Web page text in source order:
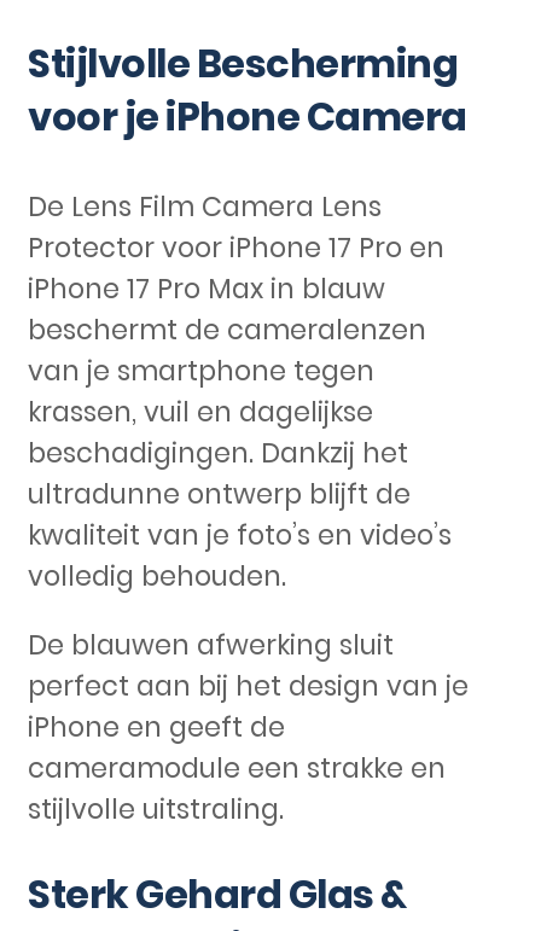
Stijlvolle Bescherming
voor je iPhone Camera
De Lens Film Camera Lens
Protector voor iPhone 17 Pro en
iPhone 17 Pro Max in blauw
beschermt de cameralenzen
van je smartphone tegen
krassen, vuil en dagelijkse
beschadigingen. Dankzij het
ultradunne ontwerp blijft de
kwaliteit van je foto’s en video’s
volledig behouden.
De blauwen afwerking sluit
perfect aan bij het design van je
iPhone en geeft de
cameramodule een strakke en
stijlvolle uitstraling.
Sterk Gehard Glas &